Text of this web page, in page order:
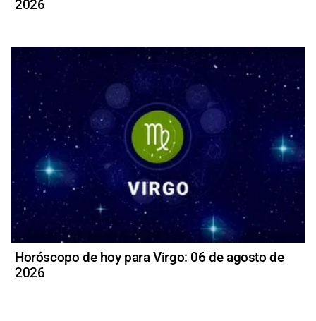
2026
Horóscopo de hoy para Virgo: 06 de agosto de
2026